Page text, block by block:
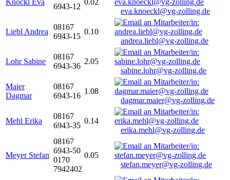
Knöckl Eva
6943-12
0.02
eva.knoeckl@vg-zolling.de
Liebl Andrea
08167
6943-15
0.10
andrea.liebl@vg-zolling.de
Lohr Sabine
08167
6943-36
2.05
sabine.lohr@vg-zolling.de
Maier
Dagmar
08167
6943-16
1.08
dagmar.maier@vg-zolling.de
Mehl Erika
08167
6943-35
0.14
erika.mehl@vg-zolling.de
Meyer Stefan
08167
6943-50
0170
7942402
0.05
stefan.meyer@vg-zolling.de